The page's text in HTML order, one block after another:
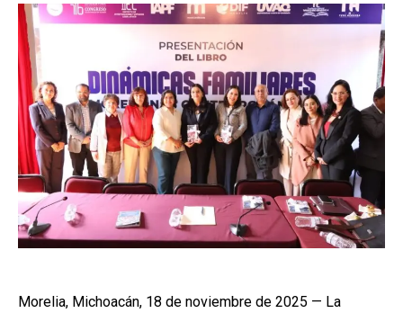
Morelia, Michoacán, 18 de noviembre de 2025 — La